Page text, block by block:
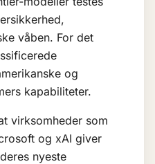
våben. For det
og
kapabiliteter.
virksomheder som
og xAI giver
nyeste